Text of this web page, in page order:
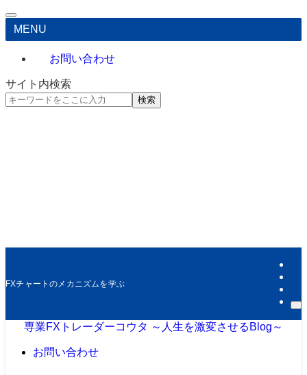
MENU
お問い合わせ
サイト内検索
検索
FXチャートのメカニズムを学ぶ
専業FXトレーダーコウタ ～人生を激変させるBlog～
お問い合わせ